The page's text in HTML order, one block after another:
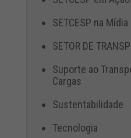
SETCESP na Mídia
SETOR DE
Suporte ao
Cargas
Sustentabilidade
Tecnologia